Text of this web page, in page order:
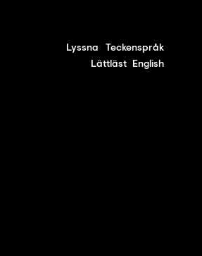
Lyssna
Teckenspråk
Lättläst
English